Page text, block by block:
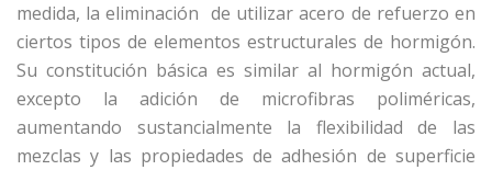
medida, la eliminación de utilizar acero de refuerzo en
ciertos tipos de elementos estructurales de hormigón.
Su constitución básica es similar al hormigón actual,
excepto la adición de microfibras poliméricas,
aumentando sustancialmente la flexibilidad de las
mezclas y las propiedades de adhesión de superficie